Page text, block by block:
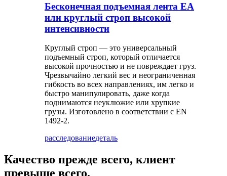
Бесконечная подъемная лента EA
или круглый строп высокой
интенсивности
Круглый строп — это универсальный
подъемный строп, который отличается
высокой прочностью и не повреждает груз.
Чрезвычайно легкий вес и неограниченная
гибкость во всех направлениях, им легко и
быстро манипулировать, даже когда
поднимаются неуклюжие или хрупкие
грузы. Изготовлено в соответствии с EN
1492-2.
расследованиедеталь
Качество прежде всего, клиент
превыше всего.